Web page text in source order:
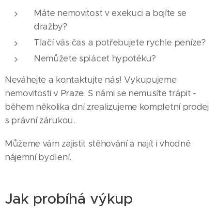
Máte nemovitost v exekuci a bojíte se
dražby?
Tlačí vás čas a potřebujete rychle peníze?
Nemůžete splácet hypotéku?
Neváhejte a kontaktujte nás! Vykupujeme
nemovitosti v Praze. S námi se nemusíte trápit -
během několika dní zrealizujeme kompletní prodej
s právní zárukou.
Můžeme vám zajistit stěhování a najít i vhodné
nájemní bydlení.
Jak probíhá výkup